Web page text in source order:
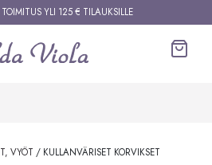
YLI 125 € TILAUKSILLE
VYÖT / KULLANVÄRISET KORVIKSET